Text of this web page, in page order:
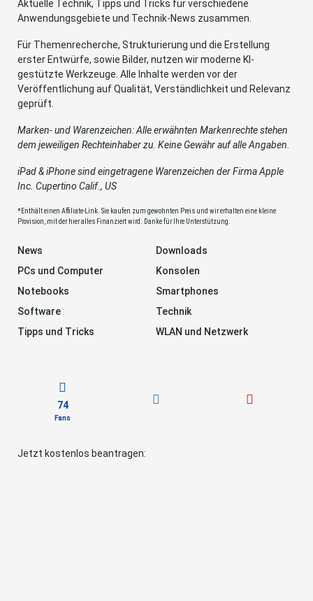
Aktuelle Technik, Tipps und Tricks für verschiedene
Anwendungsgebiete und Technik-News zusammen.
Für Themenrecherche, Strukturierung und die Erstellung
erster Entwürfe, sowie Bilder, nutzen wir moderne KI-
gestützte Werkzeuge. Alle Inhalte werden vor der
Veröffentlichung auf Qualität, Verständlichkeit und Relevanz
geprüft.
Marken- und Warenzeichen: Alle erwähnten Markenrechte stehen
dem jeweiligen Rechteinhaber zu. Keine Gewähr auf alle Angaben.
iPad & iPhone sind eingetragene Warenzeichen der Firma Apple
Inc. Cupertino Calif., US
*Enthält einen Affiliate-Link. Sie kaufen zum gewohnten Preis und wir erhalten eine kleine
Provision, mit der hier alles Finanziert wird. Danke für Ihre Unterstützung.
News
Downloads
PCs und Computer
Konsolen
Notebooks
Smartphones
Software
Technik
Tipps und Tricks
WLAN und Netzwerk
74
Fans
Jetzt kostenlos beantragen: